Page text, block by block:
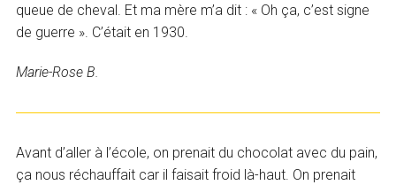
queue de cheval. Et ma mère m’a dit : « Oh ça, c’est signe
de guerre ». C’était en 1930.
Marie-Rose B.
Avant d’aller à l’école, on prenait du chocolat avec du pain,
ça nous réchauffait car il faisait froid là-haut. On prenait